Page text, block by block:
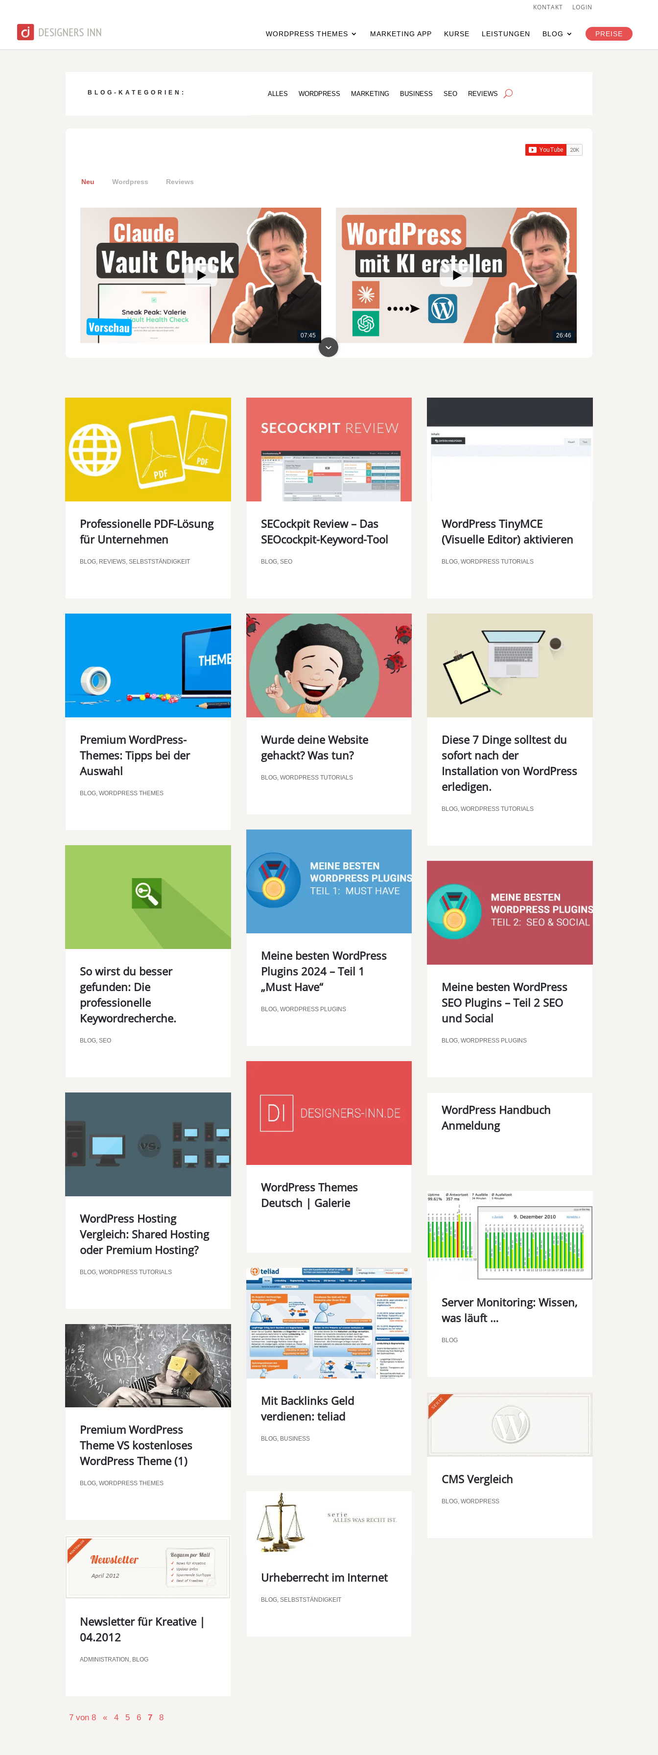
KONTAKT LOGIN
WORDPRESS THEMES MARKETING APP KURSE LEISTUNGEN BLOG PREISE
BLOG-KATEGORIEN: ALLES WORDPRESS MARKETING BUSINESS SEO REVIEWS
Neu Wordpress Reviews
07:45 26:46
00:00
Professionelle PDF-Lösung
für Unternehmen
BLOG, REVIEWS,SELBSTSTÄNDIGKEIT
Premium WordPress-
Themes: Tipps bei der
Auswahl
BLOG,WORDPRESS THEMES
So wirst du besser
gefunden: Die
professionelle
Keywordrecherche.
BLOG,SEO
WordPress Hosting
Vergleich: Shared Hosting
oder Premium Hosting?
BLOG,WORDPRESS TUTORIALS
Premium WordPress
Theme VS kostenloses
WordPress Theme (1)
BLOG,WORDPRESS THEMES
Newsletter für Kreative |
04.2012
ADMINISTRATION , BLOG
SECockpit Review – Das
SEOcockpit-Keyword-Tool
BLOG, SEO
Wurde deine Website
gehackt? Was tun?
BLOG, WORDPRESS TUTORIALS
Meine besten WordPress
Plugins 2024 – Teil 1
„Must Have“
BLOG, WORDPRESS PLUGINS
WordPress Themes
Deutsch | Galerie
Mit Backlinks Geld
verdienen: teliad
BLOG, BUSINESS
Urheberrecht im Internet
BLOG, SELBSTSTÄNDIGKEIT
WordPress TinyMCE
(Visuelle Editor) aktivieren
BLOG, WORDPRESS TUTORIALS
Diese 7 Dinge solltest du
sofort nach der
Installation von WordPress
erledigen.
BLOG, WORDPRESS TUTORIALS
Meine besten WordPress
SEO Plugins – Teil 2 SEO
und Social
BLOG, WORDPRESS PLUGINS
WordPress Handbuch
Anmeldung
Server Monitoring: Wissen,
was läuft …
BLOG
CMS Vergleich
BLOG, WORDPRESS
7 von 8 « 4 5 6 7 8